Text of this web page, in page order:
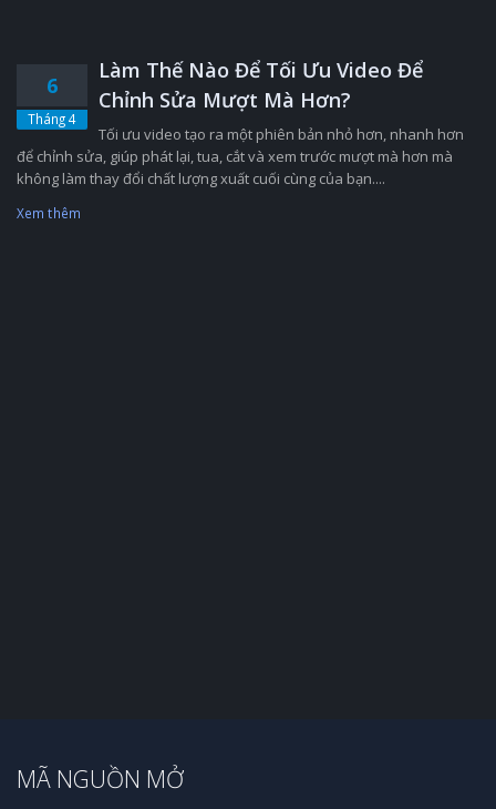
6
Tháng 4
Làm Thế Nào Để Tối Ưu Video Để
Chỉnh Sửa Mượt Mà Hơn?
Tối ưu video tạo ra một phiên bản nhỏ hơn, nhanh hơn
để chỉnh sửa, giúp phát lại, tua, cắt và xem trước mượt mà hơn mà
không làm thay đổi chất lượng xuất cuối cùng của bạn....
Xem thêm
MÃ NGUỒN MỞ